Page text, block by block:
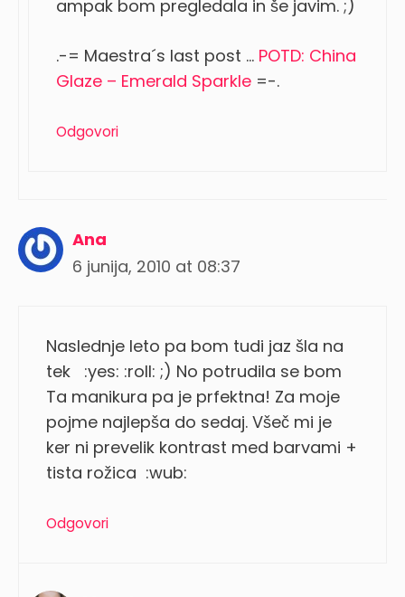
ampak bom pregledala in še javim. ;)
.-= Maestra´s last post … POTD: China
Glaze – Emerald Sparkle =-.
Odgovori
Ana
6 junija, 2010 at 08:37
Naslednje leto pa bom tudi jaz šla na
tek :yes: :roll: ;) No potrudila se bom
Ta manikura pa je prfektna! Za moje
pojme najlepša do sedaj. Všeč mi je
ker ni prevelik kontrast med barvami +
tista rožica :wub:
Odgovori